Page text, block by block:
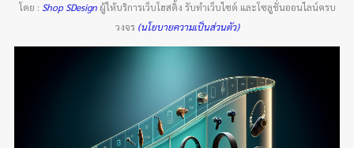
โดย : Shop SDesign ผู้ให้บริการเว็บโฮสติ้ง รับทำเว็บไซต์ และโซลูชั่นออนไลน์ครบ
วงจร(นโยบายความเป็นส่วนตัว)